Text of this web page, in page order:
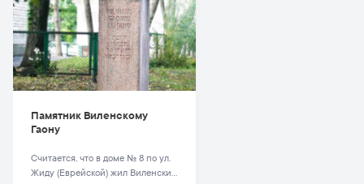
Памятник Виленскому
Гаону
Считается, что в доме № 8 по ул.
Жиду (Еврейской) жил Виленский